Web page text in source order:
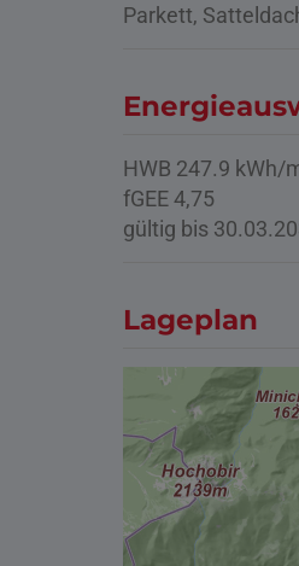
Parkett
HWB 247.9 kWh/
fGEE4,75
gültig bis
Lageplan